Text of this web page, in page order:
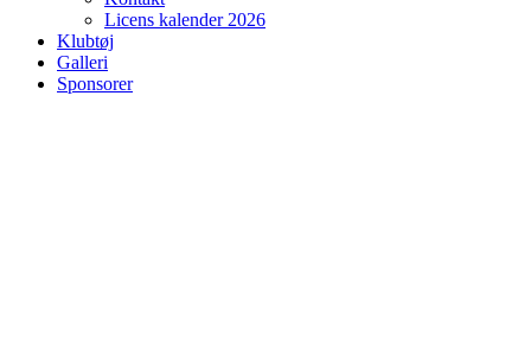
Licens kalender 2026
Klubtøj
Galleri
Sponsorer